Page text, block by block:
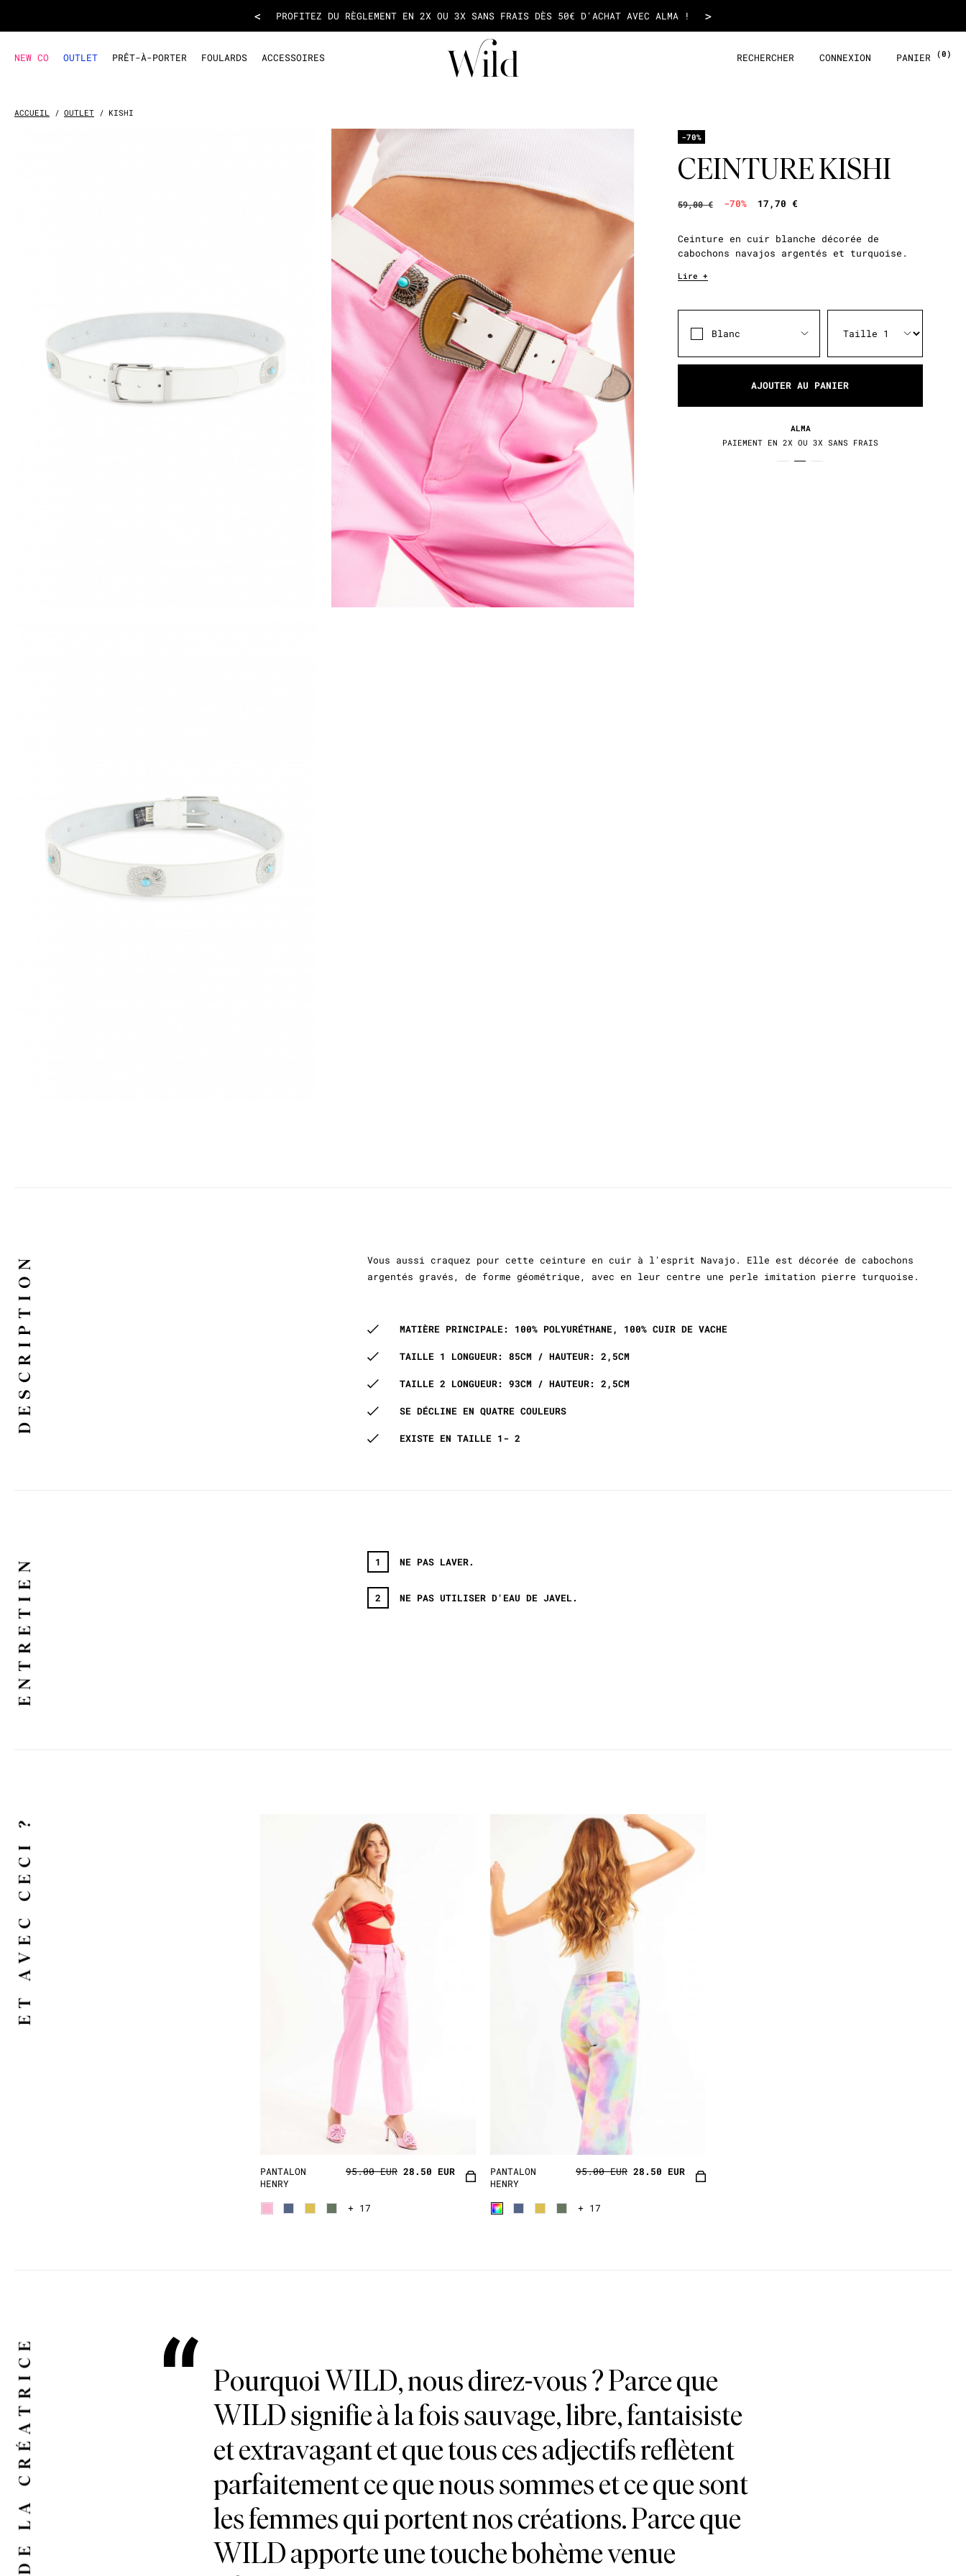
INSCRIVEZ-VOUSÀ LA NEWSLETTER ET SOYEZ LA PREMIÈRE À DÉCOUVRIR NOS NOUVELLES COLLECTIONS✨
NEW CO OUTLET PRÊT-À-PORTER FOULARDS ACCESSOIRES RECHERCHER CONNEXION PANIER (0)
ACCUEIL OUTLET KISHI
-70%
CEINTURE KISHI
59,00 € -70% 17,70 €
Ceinture en cuir blanche décorée de
cabochons navajos argentés et turquoise.
Lire +
Blanc
AJOUTER AU PANIER
LIVRAISON OFFERTE
DÈS 50€ D'ACHAT EN FRANCE
PAIEMENT EN 2X OU 3X SANS FRAIS
RETOURS / ÉCHANGES
30 JOURS POUR CHANGER D'AVIS
DESCRIPTION
Vous aussi craquez pour cette ceinture en cuir à l'esprit Navajo. Elle est décorée de cabochons
argentés gravés, de forme géométrique, avec en leur centre une perle imitation pierre turquoise.
MATIÈRE PRINCIPALE: 100% POLYURÉTHANE, 100% CUIR DE VACHE
TAILLE 1 LONGUEUR: 85CM / HAUTEUR: 2,5CM
TAILLE 2 LONGUEUR: 93CM / HAUTEUR: 2,5CM
SE DÉCLINE EN QUATRE COULEURS
EXISTE EN TAILLE 1- 2
ENTRETIEN NE PAS LAVER.
NE PAS UTILISER D'EAU DE JAVEL.
ET AVEC CECI ?
PANTALON
HENRY
+ 17
95.00 EUR 28.50 EUR
PANTALON
HENRY
+ 17
95.00 EUR 28.50 EUR
Pourquoi WILD, nous direz-vous ? Parce que
WILD signifie à la fois sauvage, libre, fantaisiste
et extravagant et que tous ces adjectifs reflètent
parfaitement ce que nous sommes et ce que sont
les femmes qui portent nos créations. Parce que
WILD apporte une touche bohème venue